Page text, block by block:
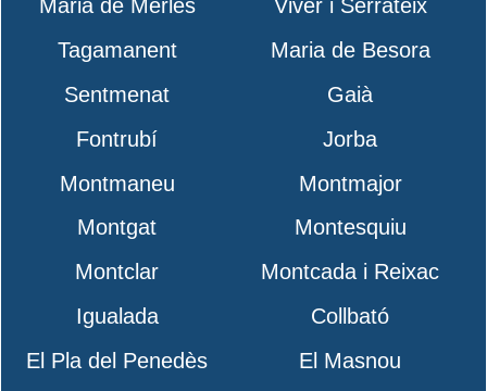
Maria de Merlès
Viver i Serrateix
Tagamanent
Maria de Besora
Sentmenat
Gaià
Fontrubí
Jorba
Montmaneu
Montmajor
Montgat
Montesquiu
Montclar
Montcada i Reixac
Igualada
Collbató
El Pla del Penedès
El Masnou